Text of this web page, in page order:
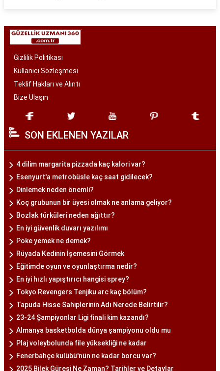
Gizlilik Politikası
Kullanıcı Sözleşmesi
Teklif Hakları ve Alıntı
Bize Ulaşın
SON EKLENEN YAZILAR
4 dilim margarita pizzada kaç kalori var?
Esenyurt'a metrobüsle kaç saat gidilecek?
Dinlemek neden önemli?
Koç grubunun bir üyesi olmak ne anlama geliyor?
Bozlak türküleri neden ağıttır?
En iyi güvenlik duvarı yazılımı
Poke yemek ne demek?
Rüyada Kedinin İşemesini Görmek
Eğitimde oyun ve oyunlaştırma nedir?
En iyi hızlı yapıştırıcı hangisi sprey?
Tokyo Revengers Tenjiku arc kaç bölüm?
Tapuda Hisse Sahiplerinin Adı Nerede Belirtilir?
23-24 Şampiyonlar Ligi finali kim kazandı?
Almanya basketbolda dünya şampiyonu oldu mu
Plaj voleybolunda file yüksekliği ne kadar
Fenerbahçe kulübü'nün ne kadar borcu var?
2025 Bilek Güreşi Ne Zaman? Tarihler ve Detaylar